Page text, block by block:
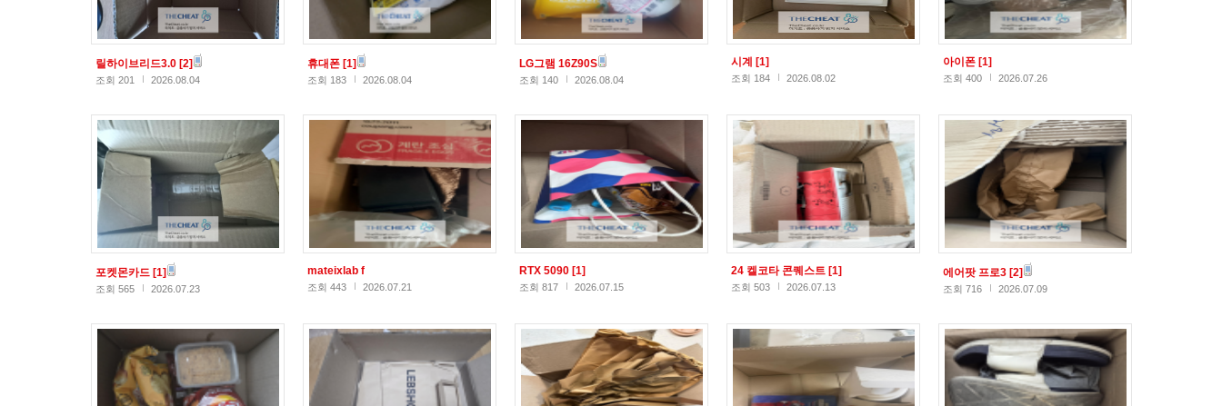
릴하이브리드3.0 [2]
조회 201 2026.08.04
휴대폰 [1]
조회 183 2026.08.04
LG그램 16Z90S
조회 140 2026.08.04
시계 [1]
조회 184 2026.08.02
아이폰 [1]
조회 400 2026.07.26
포켓몬카드 [1]
조회 565 2026.07.23
mateixlab f
조회 443 2026.07.21
RTX 5090 [1]
조회 817 2026.07.15
24 켈코타 콘퀘스트 [1]
조회 503 2026.07.13
에어팟 프로3 [2]
조회 716 2026.07.09